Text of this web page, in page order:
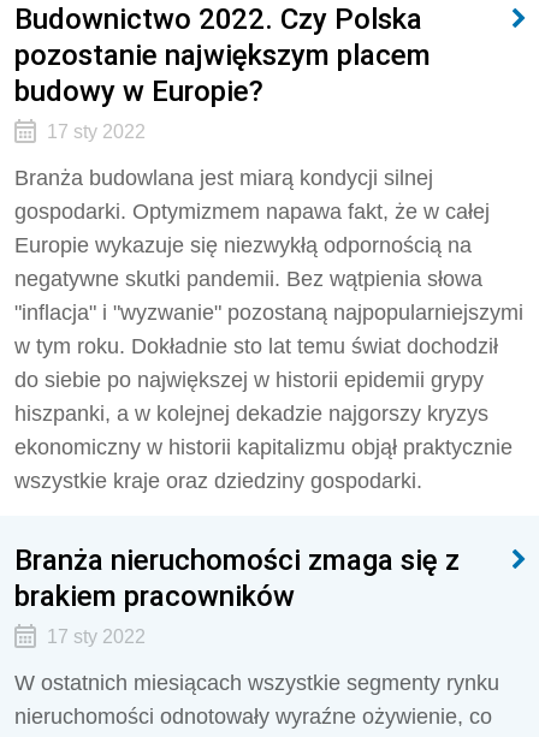
Budownictwo 2022. Czy Polska
pozostanie największym placem
budowy w Europie?
17 sty 2022
Branża budowlana jest miarą kondycji silnej
gospodarki. Optymizmem napawa fakt, że w całej
Europie wykazuje się niezwykłą odpornością na
negatywne skutki pandemii. Bez wątpienia słowa
"inflacja" i "wyzwanie" pozostaną najpopularniejszymi
w tym roku. Dokładnie sto lat temu świat dochodził
do siebie po największej w historii epidemii grypy
hiszpanki, a w kolejnej dekadzie najgorszy kryzys
ekonomiczny w historii kapitalizmu objął praktycznie
wszystkie kraje oraz dziedziny gospodarki.
Branża nieruchomości zmaga się z
brakiem pracowników
17 sty 2022
W ostatnich miesiącach wszystkie segmenty rynku
nieruchomości odnotowały wyraźne ożywienie, co